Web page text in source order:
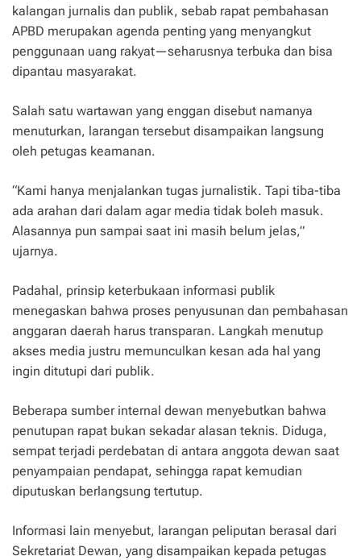
kalangan jurnalis dan publik, sebab rapat pembahasan
APBD merupakan agenda penting yang menyangkut
penggunaan uang rakyat—seharusnya terbuka dan bisa
dipantau masyarakat.
Salah satu wartawan yang enggan disebut namanya
menuturkan, larangan tersebut disampaikan langsung
oleh petugas keamanan.
“Kami hanya menjalankan tugas jurnalistik. Tapi tiba-tiba
ada arahan dari dalam agar media tidak boleh masuk.
Alasannya pun sampai saat ini masih belum jelas,”
ujarnya.
Padahal, prinsip keterbukaan informasi publik
menegaskan bahwa proses penyusunan dan pembahasan
anggaran daerah harus transparan. Langkah menutup
akses media justru memunculkan kesan ada hal yang
ingin ditutupi dari publik.
Beberapa sumber internal dewan menyebutkan bahwa
penutupan rapat bukan sekadar alasan teknis. Diduga,
sempat terjadi perdebatan di antara anggota dewan saat
penyampaian pendapat, sehingga rapat kemudian
diputuskan berlangsung tertutup.
Informasi lain menyebut, larangan peliputan berasal dari
Sekretariat Dewan, yang disampaikan kepada petugas